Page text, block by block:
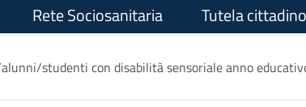
Rete Sociosanitaria Tutela cittadino
studenti con disabilità sensoriale anno